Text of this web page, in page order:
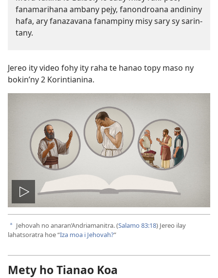
fanamarihana ambany pejy, fanondroana andininy
hafa, ary fanazavana fanampiny misy sary sy sarin-
tany.
Jereo ity video fohy ity raha te hanao topy maso ny
bokin’ny 2 Korintianina.
Handefa
video
a Jehovah no anaran’Andriamanitra. (Salamo 83:18) Jereo ilay
lahatsoratra hoe “Iza moa i Jehovah?”
Mety ho Tianao Koa